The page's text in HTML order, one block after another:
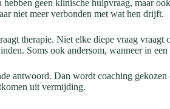
geen klinische hulpvraag, maar
niet meer verbonden met wat hen drijft.
therapie. Niet elke diepe vraag
Soms ook andersom, wanneer in
antwoord. Dan wordt coaching
uit vermijding.